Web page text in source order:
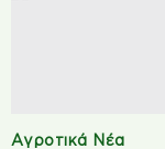
Αγροτικά Νέα